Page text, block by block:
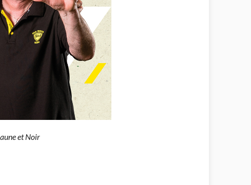
et Noir